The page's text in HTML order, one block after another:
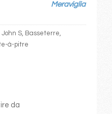
Meraviglia
S, Basseterre,
à-pitre
da